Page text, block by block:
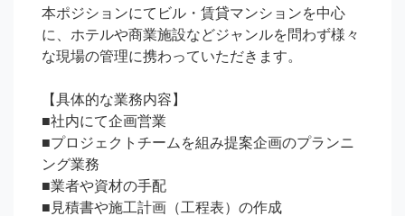
本ポジションにてビル・賃貸マンションを中心
に、ホテルや商業施設などジャンルを問わず様々
な現場の管理に携わっていただきます。
【具体的な業務内容】
■社内にて企画営業
■プロジェクトチームを組み提案企画のプランニ
ング業務
■業者や資材の手配
■見積書や施工計画（工程表）の作成